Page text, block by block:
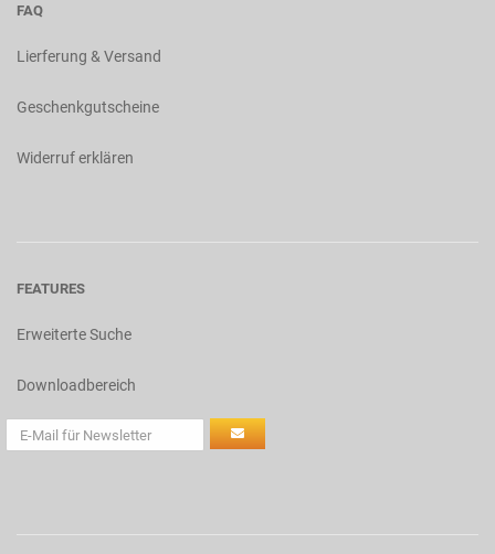
FAQ
Lierferung & Versand
Geschenkgutscheine
Widerruf erklären
FEATURES
Erweiterte Suche
Downloadbereich